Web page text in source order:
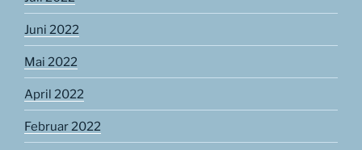
Juni 2022
Mai 2022
April 2022
Februar 2022